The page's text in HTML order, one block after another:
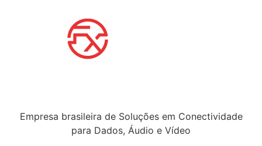
Empresa brasileira de Soluções em Conectividade
para Dados, Áudio e Vídeo